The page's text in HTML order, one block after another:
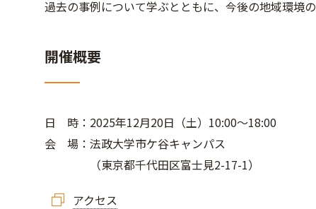
過去の事例について学ぶとともに、今後の地域環境
開催概要
日 時：2025年12月20日（土）10:00～18:00
会 場：法政大学市ケ谷キャンパス
（東京都千代田区富士見2-17-1）
アクセス